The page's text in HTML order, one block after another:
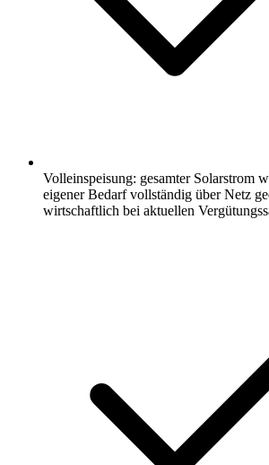
Volleinspeisung: gesamter Solarstrom
eigener Bedarf vollständig über Netz
wirtschaftlich bei aktuellen